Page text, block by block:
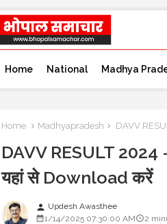
Home National Madhya
Home Madhyapradesh DAVV
DAVV RESULT 2024
यहां से Download करें
person Updesh Awasthee
1/14/2025 07:30:00 AM
2